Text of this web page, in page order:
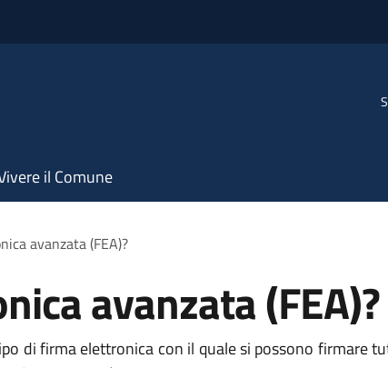
il Comune
avanzata (FEA)?
avanzata (FEA)?
di firma elettronica con il quale si possono firmare